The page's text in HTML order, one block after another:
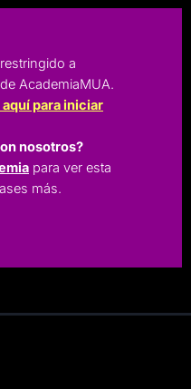
a
AcademiaMUA.
aquí para iniciar
nosotros?
para ver esta
más.